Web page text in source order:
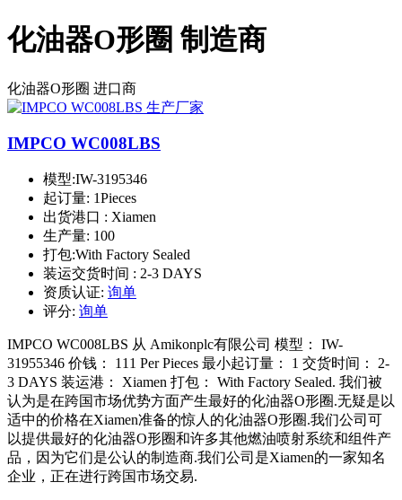
化油器O形圈 制造商
化油器O形圈 进口商
IMPCO WC008LBS
模型:IW-3195346
起订量: 1Pieces
出货港口 : Xiamen
生产量: 100
打包:With Factory Sealed
装运交货时间 : 2-3 DAYS
资质认证: 询单
评分: 询单
IMPCO WC008LBS 从 Amikonplc有限公司 模型： IW-
31955346 价钱： 111 Per Pieces 最小起订量： 1 交货时间： 2-
3 DAYS 装运港： Xiamen 打包： With Factory Sealed. 我们被
认为是在跨国市场优势方面产生最好的化油器O形圈.无疑是以
适中的价格在Xiamen准备的惊人的化油器O形圈.我们公司可
以提供最好的化油器O形圈和许多其他燃油喷射系统和组件产
品，因为它们是公认的制造商.我们公司是Xiamen的一家知名
企业，正在进行跨国市场交易.